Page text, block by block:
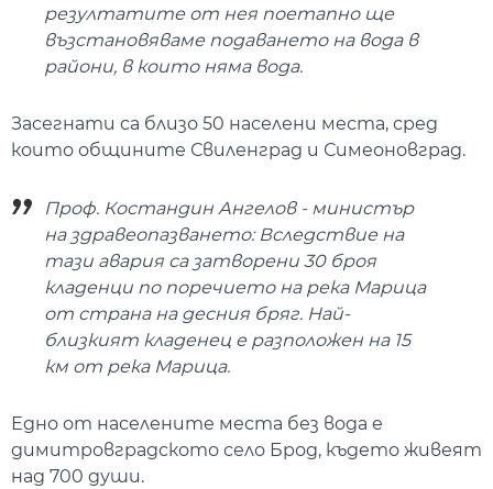
резултатите от нея поетапно ще
възстановяваме подаването на вода в
райони, в които няма вода.
Засегнати са близо 50 населени места, сред
които общините Свиленград и Симеоновград.
Проф. Костандин Ангелов - министър
на здравеопазването: Вследствие на
тази авария са затворени 30 броя
кладенци по поречието на река Марица
от страна на десния бряг. Най-
близкият кладенец е разположен на 15
км от река Марица.
Едно от населените места без вода е
димитровградското село Брод, където живеят
над 700 души.